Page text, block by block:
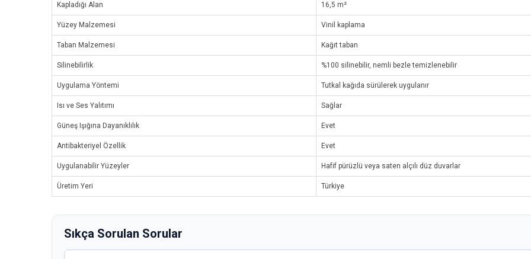
Kapladığı Alan 16,5 m²
Yüzey Malzemesi Vinil kaplama
Taban Malzemesi Kağıt taban
Silinebilirlik %100 silinebilir, nemli bezle temizlenebilir
Uygulama Yöntemi Tutkal kağıda sürülerek uygulanır
Isı ve Ses Yalıtımı Sağlar
Güneş Işığına Dayanıklılık Evet
Antibakteriyel Özellik Evet
Uygulanabilir Yüzeyler Hafif pürüzlü veya saten alçılı düz duvarlar
Üretim Yeri Türkiye
Sıkça Sorulan Sorular